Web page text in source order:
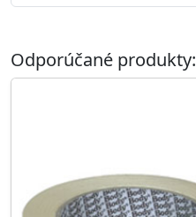
Odporúčané produkty: